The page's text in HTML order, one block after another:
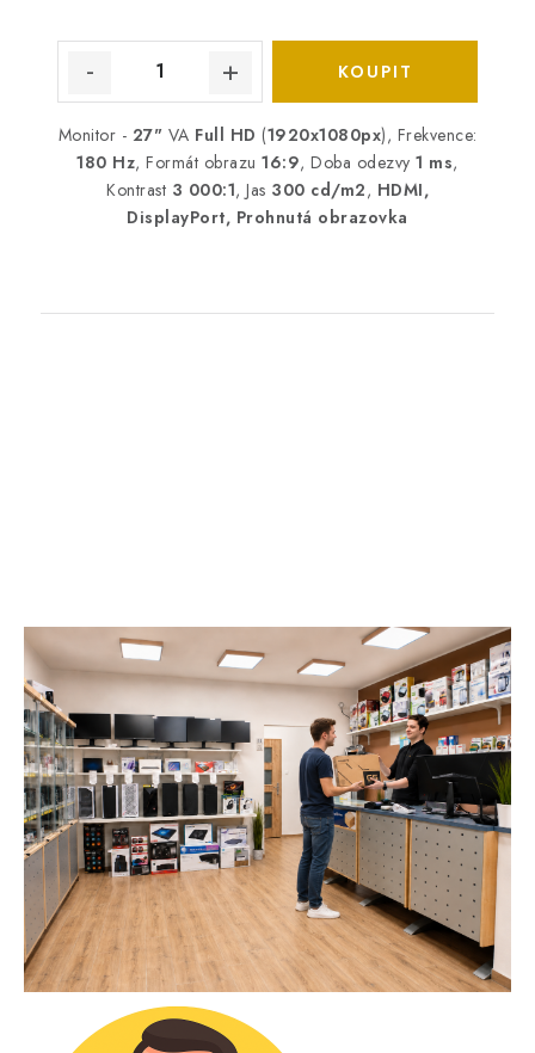
Monitor - 27" VA Full HD (1920x1080px), Frekvence:
180 Hz, Formát obrazu 16:9, Doba odezvy1 ms,
Kontrast 3 000:1, Jas 300 cd/m2, HDMI,
DisplayPort, Prohnutá obrazovka